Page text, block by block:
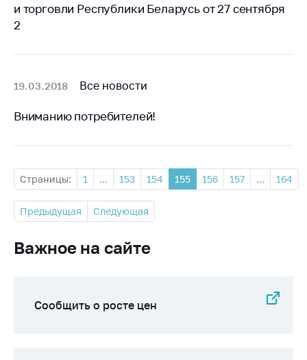
и торговли Республики Беларусь от 27 сентября
2
19.03.2018 Все новости
Вниманию потребителей!
Страницы: 1 ... 153 154 155 156 157 ... 164
Предыдущая Следующая
Важное на сайте
Сообщить о росте цен